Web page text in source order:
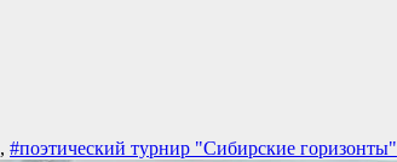
, #поэтический турнир "Сибирские горизонты"